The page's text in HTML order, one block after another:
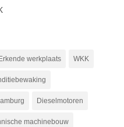
Erkende werkplaats WKK
Dieselmotoren
machinebouw